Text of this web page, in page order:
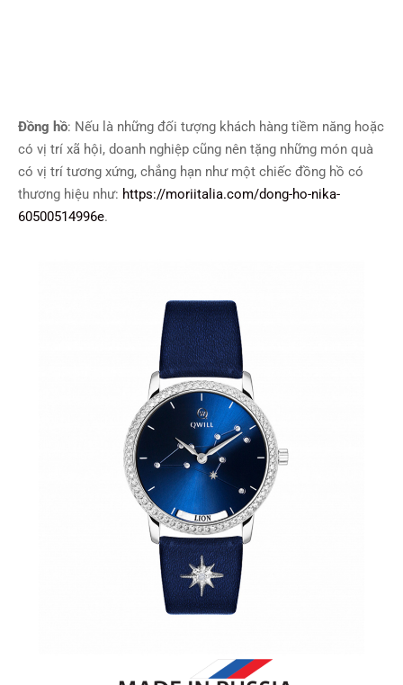
Đồng hồ: Nếu là những đối tượng khách hàng tiềm năng hoặc
có vị trí xã hội, doanh nghiệp cũng nên tặng những món quà
có vị trí tương xứng, chẳng hạn như một chiếc đồng hồ có
thương hiệu như: https://moriitalia.com/dong-ho-nika-
60500514996e.